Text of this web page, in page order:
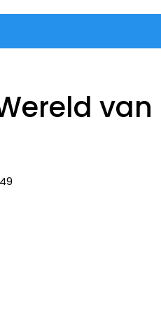
van